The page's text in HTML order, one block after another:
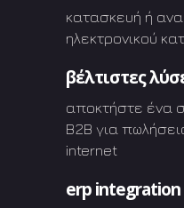
κατασκευή ή
ηλεκτρονικού
βέλτιστες
αποκτήστε ένα
B2B για
internet
erp integration